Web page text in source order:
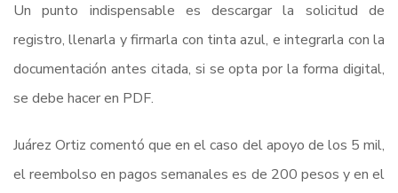
Un punto indispensable es descargar la solicitud de
registro, llenarla y firmarla con tinta azul, e integrarla con la
documentación antes citada, si se opta por la forma digital,
se debe hacer en PDF.
Juárez Ortiz comentó que en el caso del apoyo de los 5 mil,
el reembolso en pagos semanales es de 200 pesos y en el